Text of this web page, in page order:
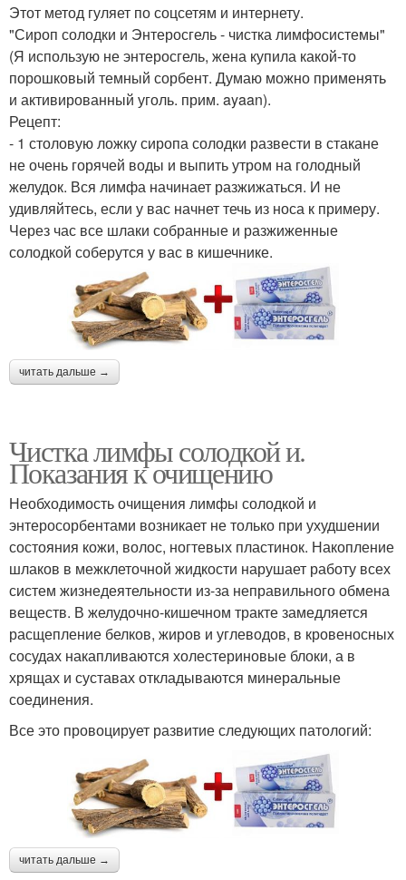
Этот метод гуляет по соцсетям и интернету.
"Сироп солодки и Энтеросгель - чистка лимфосистемы"
(Я использую не энтеросгель, жена купила какой-то
порошковый темный сорбент. Думаю можно применять
и активированный уголь. прим. ayaan).
Рецепт:
- 1 столовую ложку сиропа солодки развести в стакане
не очень горячей воды и выпить утром на голодный
желудок. Вся лимфа начинает разжижаться. И не
удивляйтесь, если у вас начнет течь из носа к примеру.
Через час все шлаки собранные и разжиженные
солодкой соберутся у вас в кишечнике.
читать дальше →
Чистка лимфы солодкой и.
Показания к очищению
Необходимость очищения лимфы солодкой и
энтеросорбентами возникает не только при ухудшении
состояния кожи, волос, ногтевых пластинок. Накопление
шлаков в межклеточной жидкости нарушает работу всех
систем жизнедеятельности из-за неправильного обмена
веществ. В желудочно-кишечном тракте замедляется
расщепление белков, жиров и углеводов, в кровеносных
сосудах накапливаются холестериновые блоки, а в
хрящах и суставах откладываются минеральные
соединения.
Все это провоцирует развитие следующих патологий:
читать дальше →